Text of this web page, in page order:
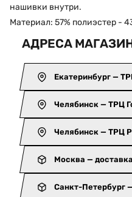
нашивки внутри.
Материал: 57% полиэстер -
АДРЕСА
Екатеринбург —
Челябинск — ТРЦ
Челябинск — ТРЦ
Москва —
Санкт-Петербург